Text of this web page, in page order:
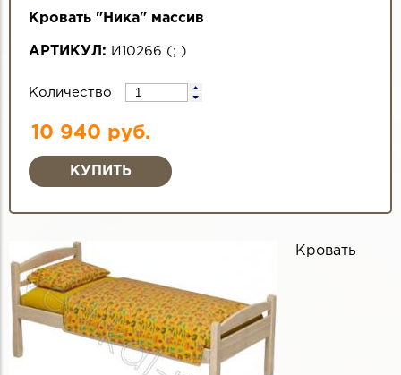
Кровать "Ника" массив
АРТИКУЛ: И10266 ( ; )
Количество
10 940 руб.
Кровать